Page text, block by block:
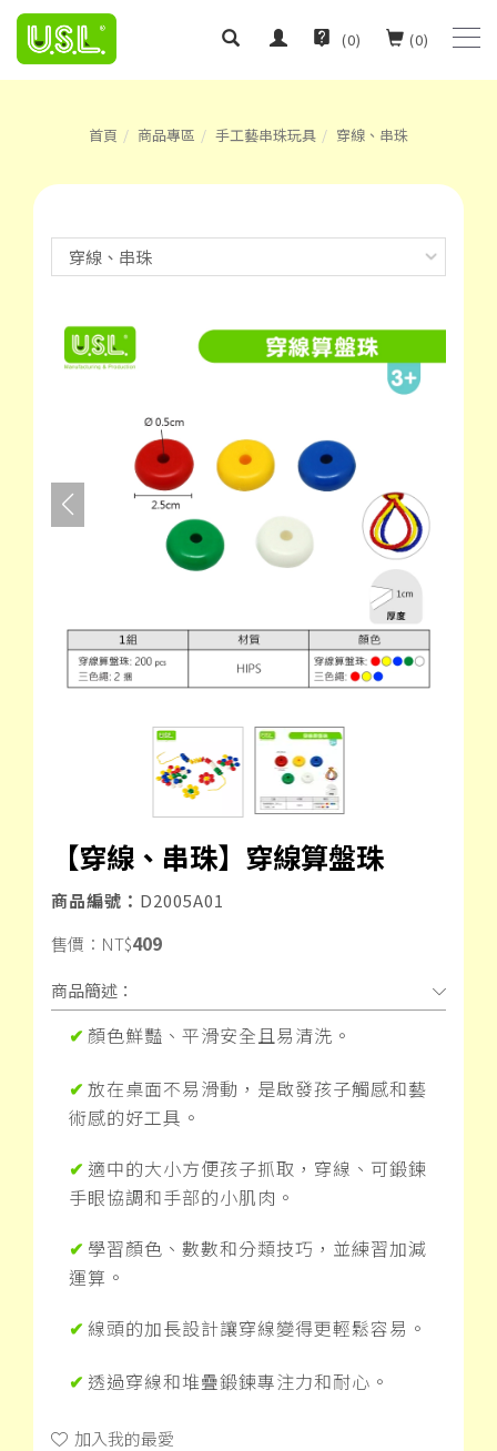
(0)
(0)
首頁 商品專區 手工藝串珠玩具 穿線、串珠
【穿線、串珠】穿線算盤珠
商品編號： D2005A01
售價： NT$409
商品簡述：
✔ 顏色鮮豔、平滑安全且易清洗。
✔ 放在桌面不易滑動，是啟發孩子觸感和藝
術感的好工具。
✔ 適中的大小方便孩子抓取，穿線、可鍛鍊
手眼協調和手部的小肌肉。
✔ 學習顏色、數數和分類技巧，並練習加減
運算。
✔ 線頭的加長設計讓穿線變得更輕鬆容易。
✔ 透過穿線和堆疊鍛鍊專注力和耐心。
加入我的最愛